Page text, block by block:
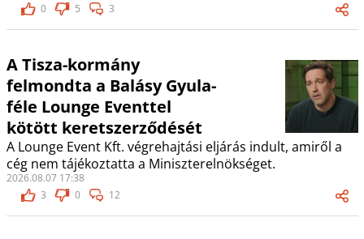
0
5 3
A Tisza-kormány
felmondta a Balásy Gyula-
féle Lounge Eventtel
kötött keretszerződését
A Lounge Event Kft. végrehajtási eljárás indult, amiről a
cég nem tájékoztatta a Miniszterelnökséget.
2026.08.07 17:38
3
0 12